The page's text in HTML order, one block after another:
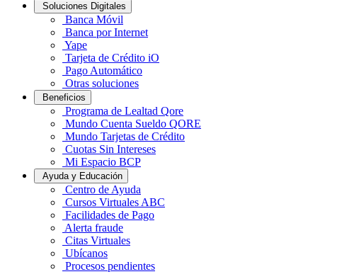
Soluciones Digitales
Banca Móvil
Banca por Internet
Yape
Tarjeta de Crédito iO
Pago Automático
Otras soluciones
Beneficios
Programa de Lealtad Qore
Mundo Cuenta Sueldo QORE
Mundo Tarjetas de Crédito
Cuotas Sin Intereses
Mi Espacio BCP
Ayuda y Educación
Centro de Ayuda
Cursos Virtuales ABC
Facilidades de Pago
Alerta fraude
Citas Virtuales
Ubícanos
Procesos pendientes